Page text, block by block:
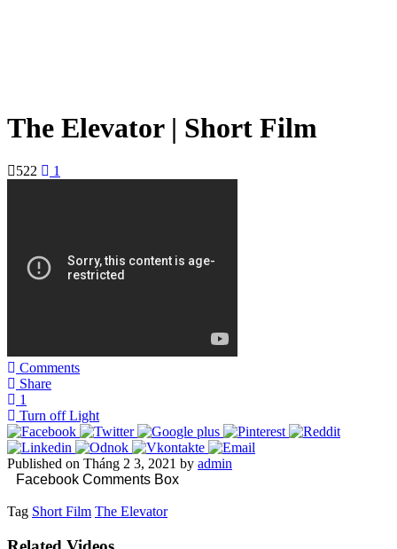
The Elevator | Short Film
522 1
Comments
Share
1
Turn off Light
Published on Tháng 2 3, 2021 by admin
Facebook Comments Box
Tag Short Film The Elevator